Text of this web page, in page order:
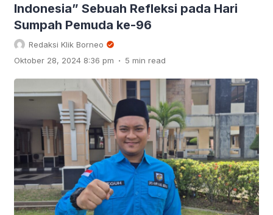
Indonesia” Sebuah Refleksi pada Hari
Sumpah Pemuda ke-96
Redaksi Klik Borneo
Oktober 28, 2024 8:36 pm . 5 min read